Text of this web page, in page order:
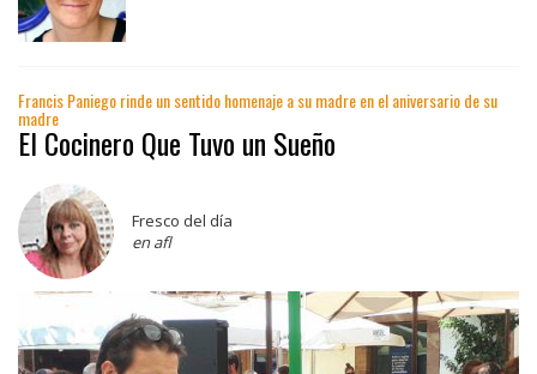
Francis Paniego rinde un sentido homenaje a su madre en el aniversario de su
madre
El Cocinero Que Tuvo un Sueño
Fresco del día
en afl